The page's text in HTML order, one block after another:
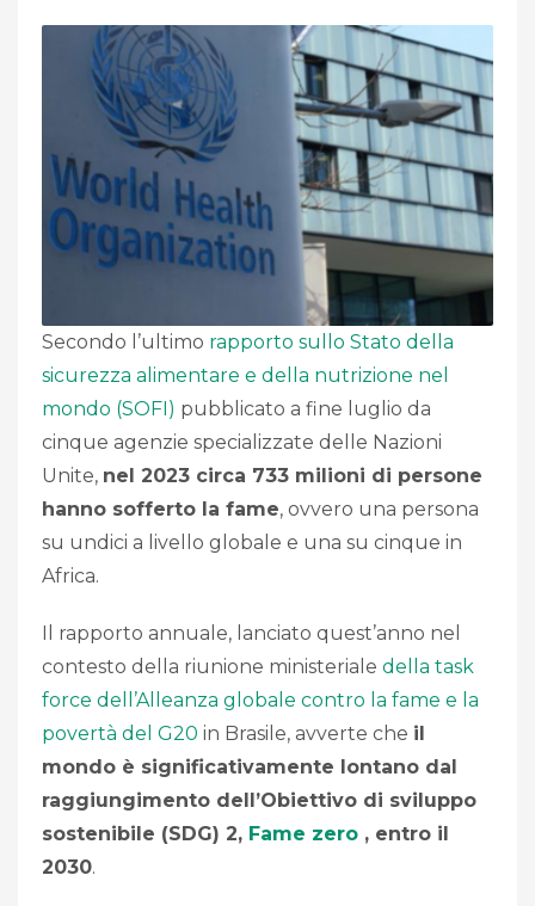
Secondo l’ultimo rapporto sullo Stato della
sicurezza alimentare e della nutrizione nel
mondo (SOFI) pubblicato a fine luglio da
cinque agenzie specializzate delle Nazioni
Unite, nel 2023 circa 733 milioni di persone
hanno sofferto la fame, ovvero una persona
su undici a livello globale e una su cinque in
Africa.
Il rapporto annuale, lanciato quest’anno nel
contesto della riunione ministeriale della task
force dell’Alleanza globale contro la fame e la
povertà del G20 in Brasile, avverte che il
mondo è significativamente lontano dal
raggiungimento dell’Obiettivo di sviluppo
sostenibile (SDG) 2, Fame zero , entro il
2030.